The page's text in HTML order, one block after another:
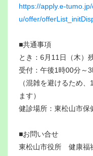
https://apply.e-
u/offer/
■共通事項
とき：6月11日（木）
受付：午後1時00分～
（混雑を避けるため
ます）
健診場所：東松山市保
■お問い合せ
東松山市役所 健康福